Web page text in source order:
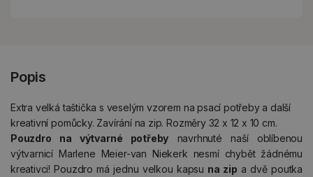
Popis
Extra velká taštička s veselým vzorem na psací potřeby a další
kreativní pomůcky. Zavírání na zip. Rozměry 32 x 12 x 10 cm.
Pouzdro na výtvarné potřeby navrhnuté naší oblíbenou
výtvarnicí Marlene Meier-van Niekerk nesmí chybět žádnému
kreativci! Pouzdro má jednu velkou kapsu na zip a dvě poutka